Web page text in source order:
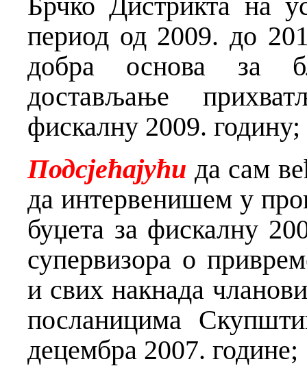
период од 2009. до
добра основа за
достављање
фискалну 2009. годину;
Подсјећајући да сам
да интервенишем у
буџета за фискалну
супервизора о
и свих накнада
посланицима
децембра 2007. године;